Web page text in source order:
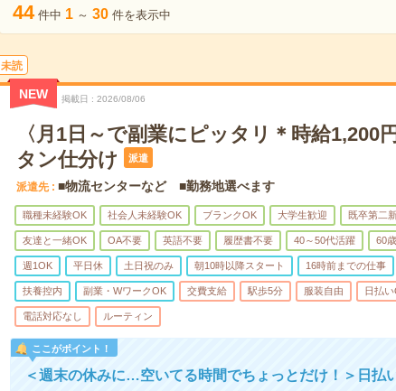
44 件中 1 ～ 30 件を表示中
未読
NEW 掲載日 2026/08/06
〈月1日～で副業にピッタリ＊時給1,200
タン仕分け
派遣
派遣先 ■物流センターなど ■勤務地選べます
職種未経験OK 社会人未経験OK ブランクOK 大学生歓迎 既卒第二
友達と一緒OK OA不要 英語不要 履歴書不要 40～50代活躍 60
週1OK 平日休 土日祝のみ 朝10時以降スタート 16時前までの仕事
扶養控内 副業・WワークOK 交費支給 駅歩5分 服装自由 日払い
電話対応なし ルーティン
ここがポイント！
＜週末の休みに…空いてる時間でちょっとだけ！＞日払